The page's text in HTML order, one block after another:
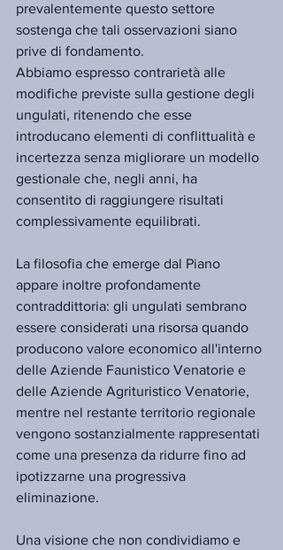
prevalentemente questo settore
sostenga che tali osservazioni siano
prive di fondamento.
Abbiamo espresso contrarietà alle
modifiche previste sulla gestione degli
ungulati, ritenendo che esse
introducano elementi di conflittualità e
incertezza senza migliorare un modello
gestionale che, negli anni, ha
consentito di raggiungere risultati
complessivamente equilibrati.
La filosofia che emerge dal Piano
appare inoltre profondamente
contraddittoria: gli ungulati sembrano
essere considerati una risorsa quando
producono valore economico all'interno
delle Aziende Faunistico Venatorie e
delle Aziende Agrituristico Venatorie,
mentre nel restante territorio regionale
vengono sostanzialmente rappresentati
come una presenza da ridurre fino ad
ipotizzarne una progressiva
eliminazione.
Una visione che non condividiamo e